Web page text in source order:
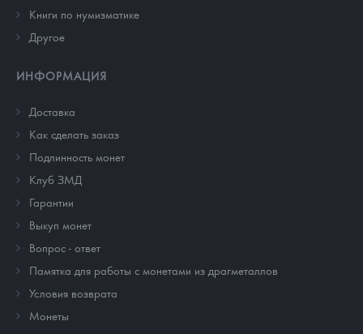
Книги по нумизматике
Другое
ИНФОРМАЦИЯ
Доставка
Как сделать заказ
Подлинность монет
Клуб ЗМД
Гарантии
Выкуп монет
Вопрос - ответ
Памятка для работы с монетами из драгметаллов
Условия возврата
Монеты